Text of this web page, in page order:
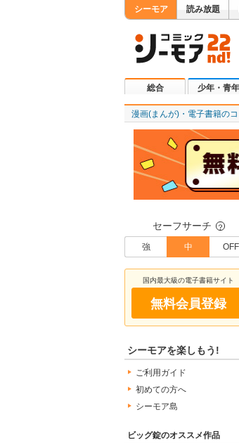
シーモア 読み放題
総合 少年・青年
漫画(まんが)・電子書籍の
セーフサーチ ？
強 中 OFF
国内最大級の電子書籍サイト
無料会員登録
シーモアを楽しもう!
ご利用ガイド
初めての方へ
シーモア島
ビッグ錠のオススメ作品